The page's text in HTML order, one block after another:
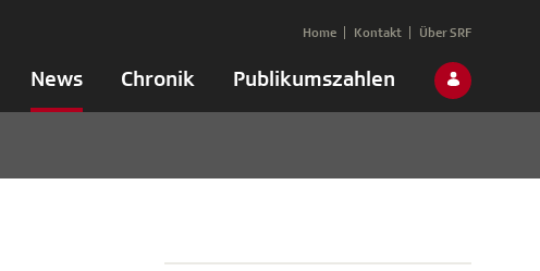
News Chronik Publikumszahlen
Home Kontakt Über SRF